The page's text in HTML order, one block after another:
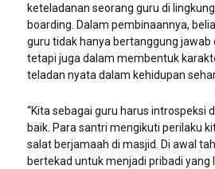
keteladanan seorang guru di
boarding. Dalam pembinaannya,
guru tidak hanya bertanggung jawab
tetapi juga dalam membentuk
teladan nyata dalam kehidupan
“Kita sebagai guru harus introspeksi
baik. Para santri mengikuti perilaku
salat berjamaah di masjid. Di awal
bertekad untuk menjadi pribadi yang